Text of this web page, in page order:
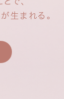
生まれる。